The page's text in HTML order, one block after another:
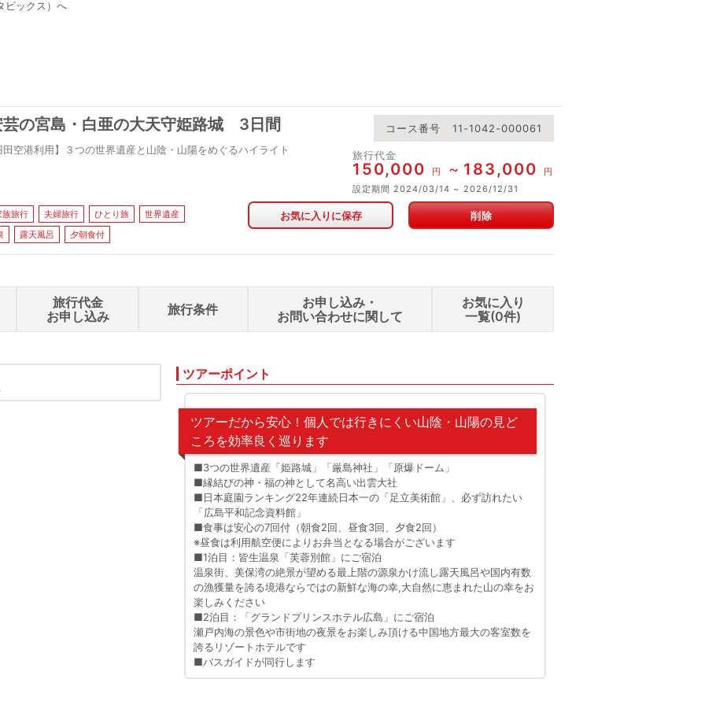
ビックス）へ
の宮島・白亜の大天守姫路城 3日間
空港利用】３つの世界遺産と山陰・山陽をめぐるハイライト
コース番号 11-1042-000061
旅行代金
150,000 円 183,000
円
設定期間 2024/03/14 2026/12/31
姫路城
族旅行 夫婦旅行 ひとり旅
世界遺産
露天風呂 夕朝食付
お気に入りに保存 削除
旅行代金
お申し込み
旅行条件
お申し込み・
お問い合わせに関して
お気に入り
一覧(0件)
ツアーポイント
ツアーだから安心！個人では行きにくい山陰・山陽の見ど
ころを効率良く巡ります
■3つの世界遺産「姫路城」「厳島神社」「原爆ドーム」
■縁結びの神・福の神として名高い出雲大社
■日本庭園ランキング22年連続日本一の「足立美術館」、必ず訪れたい
「広島平和記念資料館」
■食事は安心の7回付（朝食2回、昼食3回、夕食2回）
※昼食は利用航空便によりお弁当となる場合がございます
■1泊目：皆生温泉「芙蓉別館」にご宿泊
温泉街、美保湾の絶景が望める最上階の源泉かけ流し露天風呂や国内有数
の漁獲量を誇る境港ならではの新鮮な海の幸,大自然に恵まれた山の幸をお
楽しみください
■2泊目：「グランドプリンスホテル広島」にご宿泊
瀬戸内海の景色や市街地の夜景をお楽しみ頂ける中国地方最大の客室数を
誇るリゾートホテルです
■バスガイドが同行します